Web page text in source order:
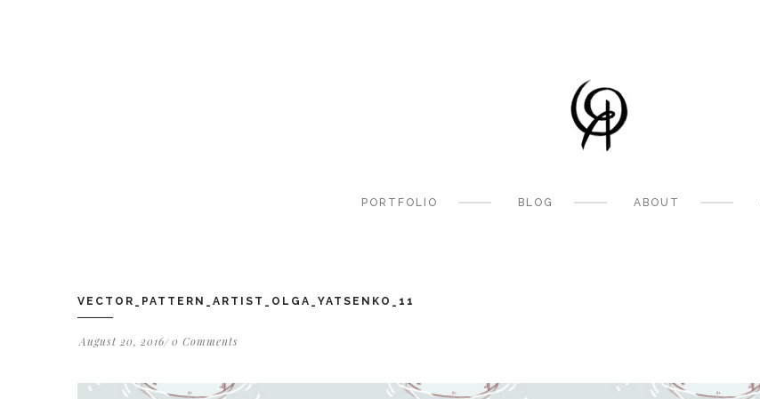
PORTFOLIO BLOG ABOUT
VECTOR_PATTERN_ARTIST_OLGA_YATSENKO_11
August 20, 2016 0 Comments